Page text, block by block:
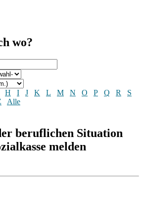
wo?
H I J K L M N O P Q R
S
Alle
beruflichen Situation
melden